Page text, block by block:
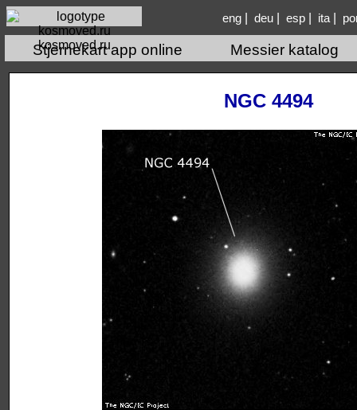
kosmoved.ru
eng| deu| esp| ita|
Stjernekart app online Messier katalog
NGC 4494